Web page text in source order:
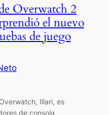
Overwatch 2
el nuevo
de juego
Illari, es
de consola